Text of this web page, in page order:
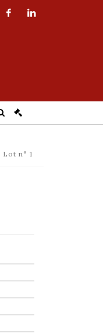
Lot n° 1